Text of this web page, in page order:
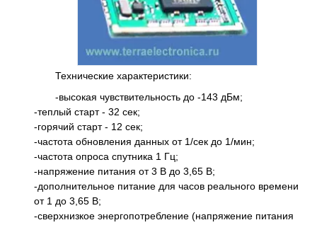
Технические характеристики:
-высокая чувствительность до -143 дБм;
-теплый старт - 32 сек;
-горячий старт - 12 сек;
-частота обновления данных от 1/сек до 1/мин;
-частота опроса спутника 1 Гц;
-напряжение питания от 3 В до 3,65 В;
-дополнительное питание для часов реального времени
от 1 до 3,65 В;
-сверхнизкое энергопотребление (напряжение питания